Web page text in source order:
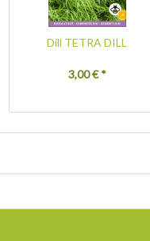
Dill TETRA DILL
3,00 € *